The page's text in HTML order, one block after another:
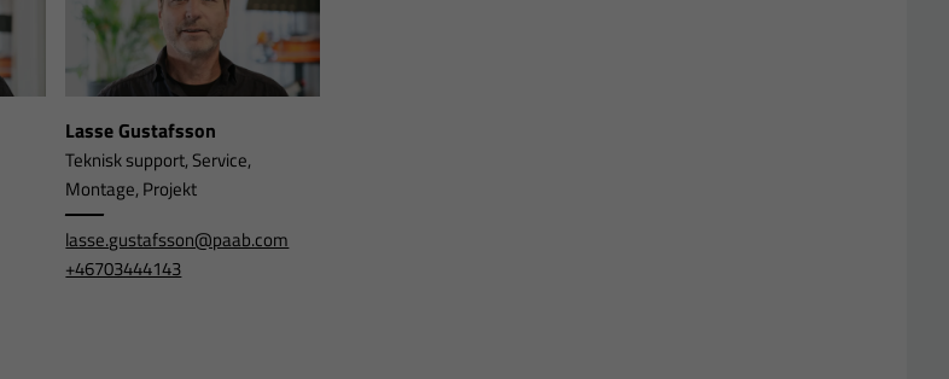
Lasse Gustafsson
Teknisk support, Service,
Montage, Projekt
lasse.gustafsson@paab.com
+46703444143